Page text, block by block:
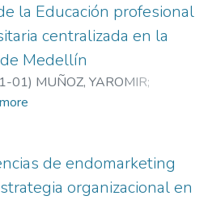
la Educación profesional
centralizada en la
Medellín
01) MUÑOZ, YAROMIR;
EAFIT. Departamento de
de endomarketing
organizacional en